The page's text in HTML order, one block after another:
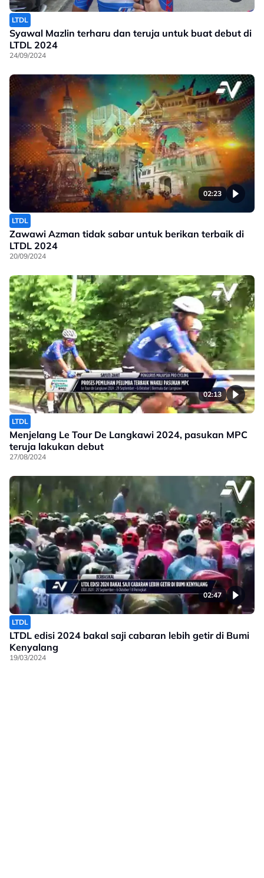
LTDL
Syawal Mazlin terharu dan teruja untuk buat debut di
LTDL 2024
24/09/2024
02:23
LTDL
Zawawi Azman tidak sabar untuk berikan terbaik di
LTDL 2024
20/09/2024
02:13
LTDL
Menjelang Le Tour De Langkawi 2024, pasukan MPC
teruja lakukan debut
27/08/2024
02:47
LTDL
LTDL edisi 2024 bakal saji cabaran lebih getir di Bumi
Kenyalang
19/03/2024